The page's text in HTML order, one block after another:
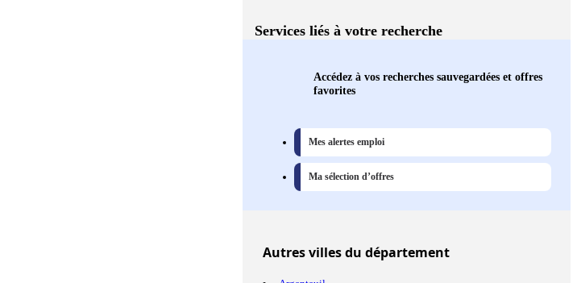
Services liés à votre recherche
Accédez à vos recherches sauvegardées et offres
favorites
Mes alertes emploi
Ma sélection d’offres
Autresvillesdu département